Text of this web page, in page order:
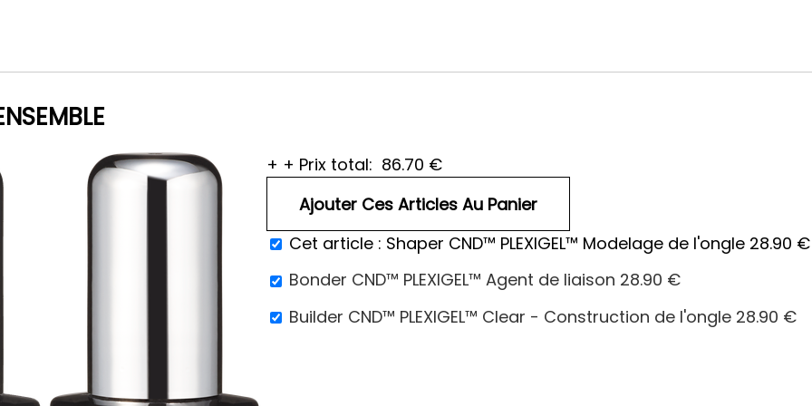
+ + Prix total: 86.70 €
Cet article : Shaper CND™ PLEXIGEL™ Modelage de l'ongle 28.90 €
Bonder CND™ PLEXIGEL™ Agent de liaison 28.90 €
Builder CND™ PLEXIGEL™ Clear - Construction de l'ongle 28.90 €